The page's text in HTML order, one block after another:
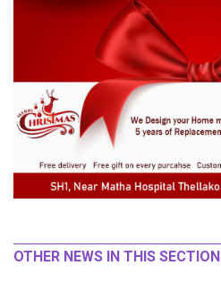
OTHER NEWS IN THIS SECTION